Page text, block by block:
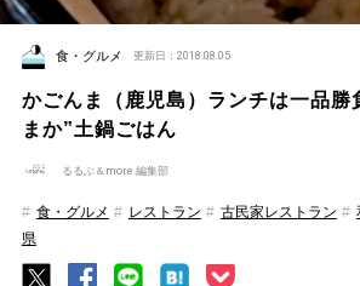
食・グルメ 更新日：2018.08.05
かごんま（鹿児島）ランチは一品勝
まか”土鍋ごはん
るるぶ＆more.編集部
食・グルメ レストラン 古民家レストラン
県